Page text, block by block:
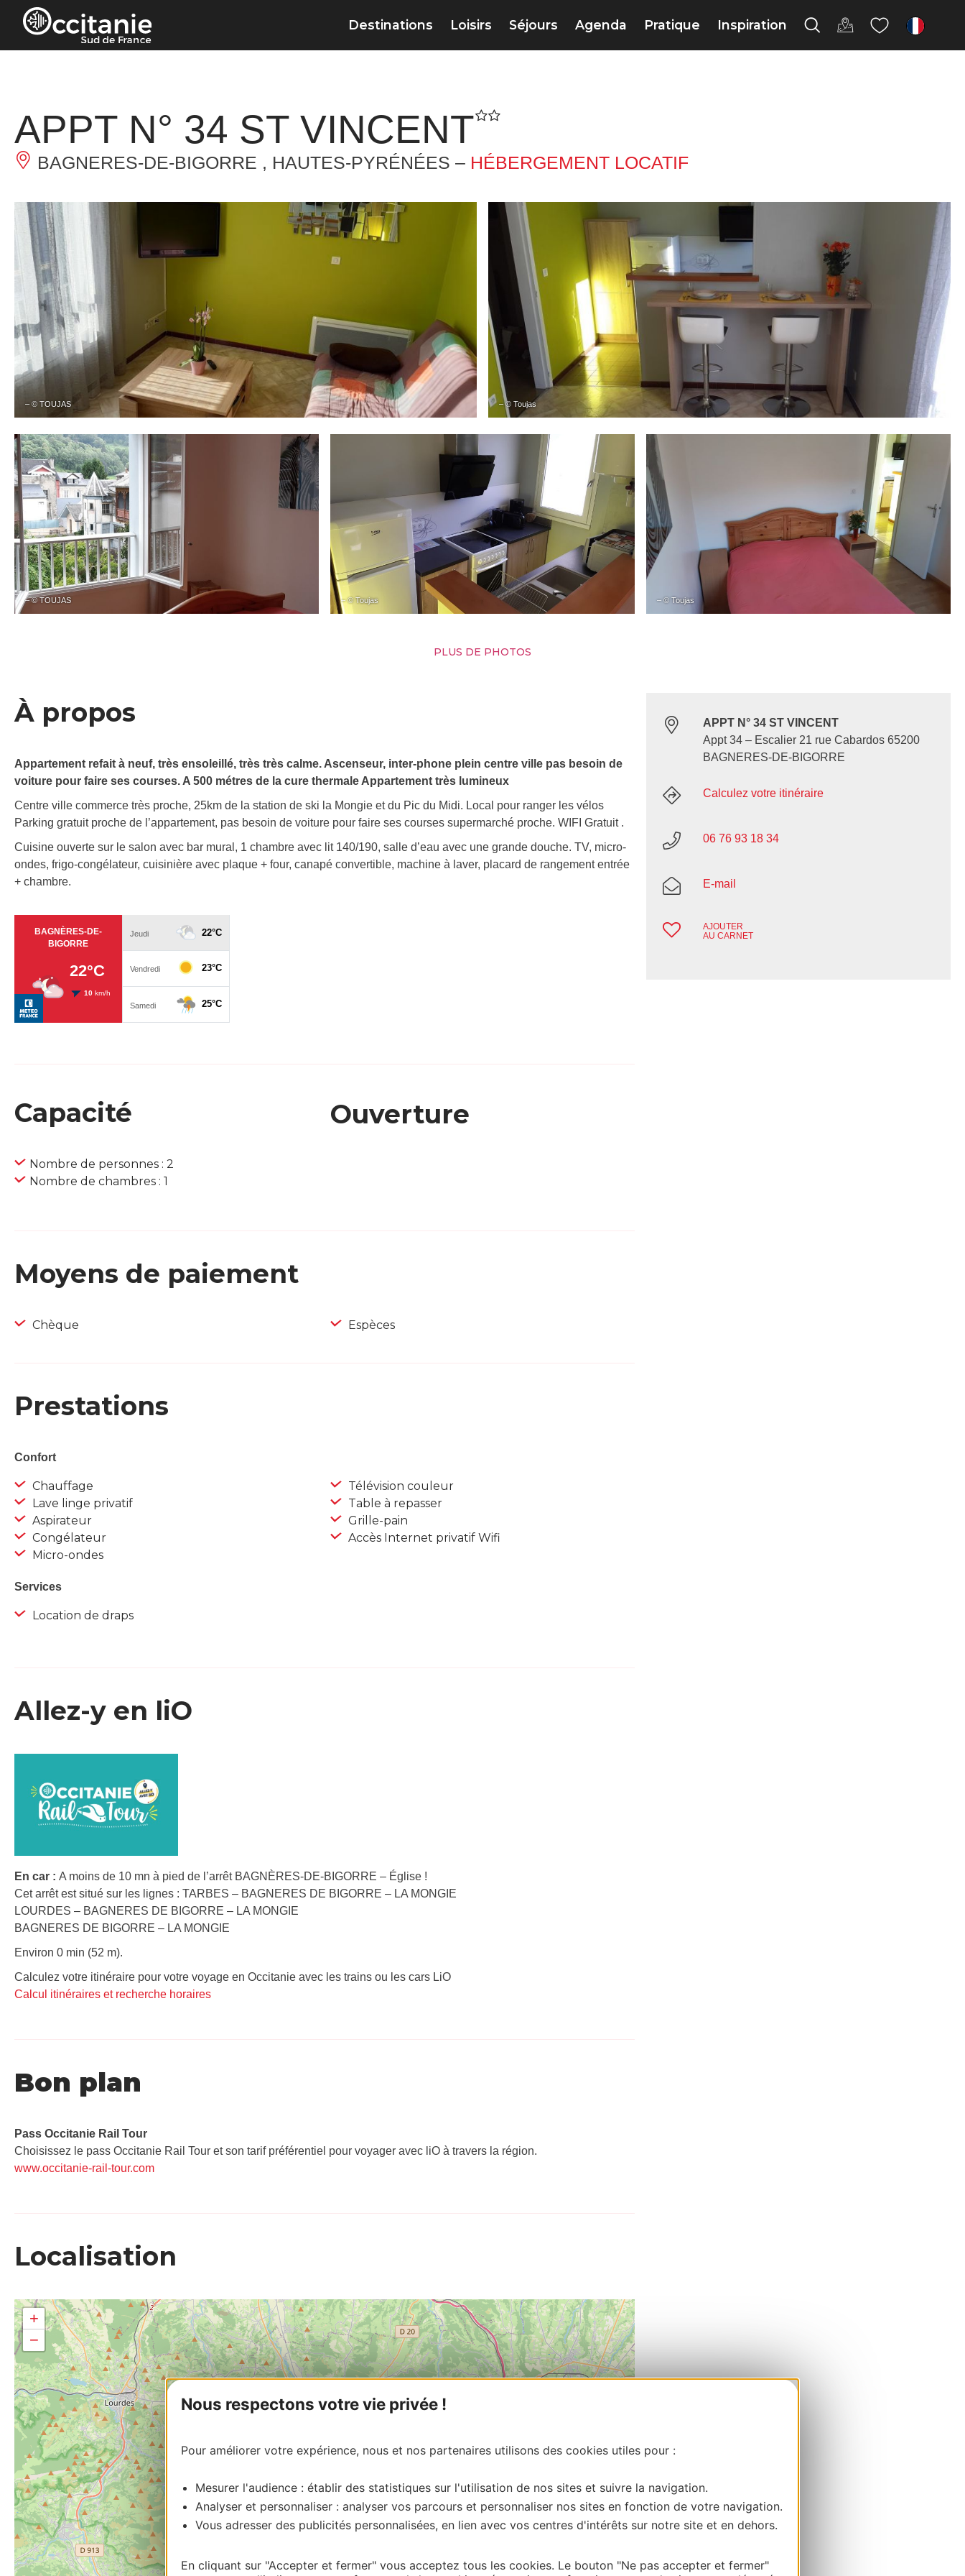
Panneau de gestion des cookies
Nous respectons votre vie privée !
Pour améliorer votre expérience, nous et nos partenaires utilisons des cookies utiles pour :
Mesurer l'audience : établir des statistiques sur l'utilisation de nos sites et suivre la navigation.
Analyser et personnaliser : analyser vos parcours et personnaliser nos sites en fonction de votre navigation.
Vous adresser des publicités personnalisées, en lien avec vos centres d'intérêts sur notre site et en dehors.
En cliquant sur "Accepter et fermer" vous acceptez tous les cookies. Le bouton "Ne pas accepter et fermer"
Destinations Loisirs Séjours Agenda Pratique Inspiration fr
APPT N° 34 ST VINCENT
BAGNERES-DE-BIGORRE , HAUTES-PYRÉNÉES – HÉBERGEMENT LOCATIF
– © TOUJAS – © Toujas
– © TOUJAS – © Toujas – © Toujas
PLUS DE PHOTOS
À propos
Appartement refait à neuf, très ensoleillé, très très calme. Ascenseur, inter-phone plein centre ville pas besoin de
voiture pour faire ses courses. A 500 métres de la cure thermale Appartement très lumineux
Centre ville commerce très proche, 25km de la station de ski la Mongie et du Pic du Midi. Local pour ranger les vélos
Parking gratuit proche de l’appartement, pas besoin de voiture pour faire ses courses supermarché proche. WIFI Gratuit .
Cuisine ouverte sur le salon avec bar mural, 1 chambre avec lit 140/190, salle d’eau avec une grande douche. TV, micro-
ondes, frigo-congélateur, cuisinière avec plaque + four, canapé convertible, machine à laver, placard de rangement entrée
+ chambre.
Capacité
Nombre de personnes : 2
Nombre de chambres : 1
Ouverture
Moyens de paiement
Chèque Espèces
Prestations
Confort
Chauffage
Lave linge privatif
Aspirateur
Congélateur
Micro-ondes
Télévision couleur
Table à repasser
Grille-pain
Accès Internet privatif Wifi
Services
Location de draps
Allez-y en liO
En car : A moins de 10 mn à pied de l’arrêt BAGNÈRES-DE-BIGORRE – Église !
Cet arrêt est situé sur les lignes : TARBES – BAGNERES DE BIGORRE – LA MONGIE
LOURDES – BAGNERES DE BIGORRE – LA MONGIE
BAGNERES DE BIGORRE – LA MONGIE
Environ 0 min (52 m).
Calculez votre itinéraire pour votre voyage en Occitanie avec les trains ou les cars LiO
Calcul itinéraires et recherche horaires
Bon plan
Pass Occitanie Rail Tour​
Choisissez le pass Occitanie Rail Tour et son tarif préférentiel pour voyager avec liO à travers la région.
www.occitanie-rail-tour.com
Localisation
+
−
APPT N° 34 ST VINCENT
Appt 34 – Escalier 21 rue Cabardos 65200
BAGNERES-DE-BIGORRE
Calculez votre itinéraire
06 76 93 18 34
E-mail
AJOUTER
AU CARNET